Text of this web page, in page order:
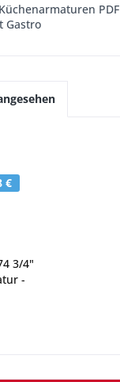
PDF
Gastro
€
3/4"
-